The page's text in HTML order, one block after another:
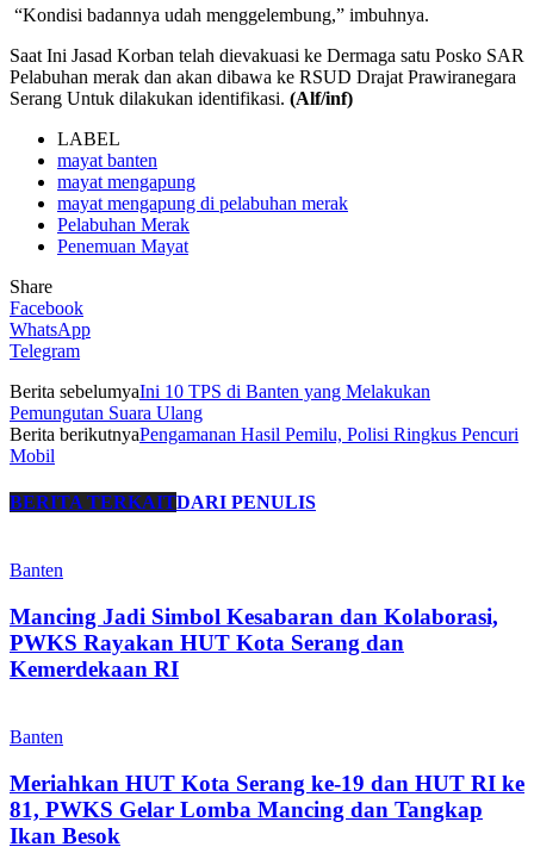
“Kondisi badannya udah menggelembung,” imbuhnya.
Saat Ini Jasad Korban telah dievakuasi ke Dermaga satu Posko SAR
Pelabuhan merak dan akan dibawa ke RSUD Drajat Prawiranegara
Serang Untuk dilakukan identifikasi. (Alf/inf)
LABEL
mayat banten
mayat mengapung
mayat mengapung di pelabuhan merak
Pelabuhan Merak
Penemuan Mayat
Share
Facebook
WhatsApp
Telegram
Berita sebelumyaIni 10 TPS di Banten yang Melakukan
Pemungutan Suara Ulang
Berita berikutnyaPengamanan Hasil Pemilu, Polisi Ringkus Pencuri
Mobil
BERITA TERKAITDARI PENULIS
Banten
Mancing Jadi Simbol Kesabaran dan Kolaborasi,
PWKS Rayakan HUT Kota Serang dan
Kemerdekaan RI
Banten
Meriahkan HUT Kota Serang ke-19 dan HUT RI ke
81, PWKS Gelar Lomba Mancing dan Tangkap
Ikan Besok